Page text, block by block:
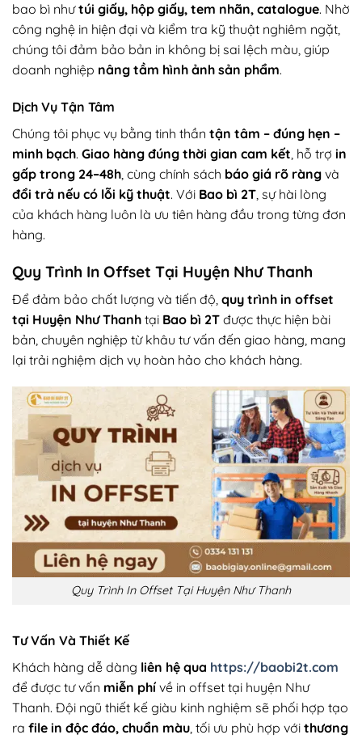
bao bì nhưtúi giấy, hộp giấy, tem nhãn, catalogue. Nhờ
công nghệ in hiện đại và kiểm tra kỹ thuật nghiêm ngặt,
chúng tôi đảm bảo bản in không bị sai lệch màu, giúp
doanh nghiệp nâng tầm hình ảnh sản phẩm.
Dịch Vụ Tận Tâm
Chúng tôi phục vụ bằng tinh thần tận tâm – đúng hẹn –
minh bạch. Giao hàng đúng thời gian cam kết, hỗ trợ in
gấp trong 24–48h, cùng chính sách báo giá rõ ràng và
đổi trả nếu có lỗi kỹ thuật. Với Bao bì 2T, sự hài lòng
của khách hàng luôn là ưu tiên hàng đầu trong từng đơn
hàng.
Quy Trình In Offset Tại Huyện Như Thanh
Để đảm bảo chất lượng và tiến độ, quy trình in offset
tại Huyện Như Thanh tại Bao bì 2T được thực hiện bài
bản, chuyên nghiệp từ khâu tư vấn đến giao hàng, mang
lại trải nghiệm dịch vụ hoàn hảo cho khách hàng.
Quy Trình In Offset Tại Huyện Như Thanh
Tư Vấn Và Thiết Kế
Khách hàng dễ dàng liên hệ qua https://baobi2t.com
để được tư vấn miễn phí về in offset tại huyện Như
Thanh. Đội ngũ thiết kế giàu kinh nghiệm sẽ phối hợp tạo
ra file in độc đáo, chuẩn màu, tối ưu phù hợp với thương